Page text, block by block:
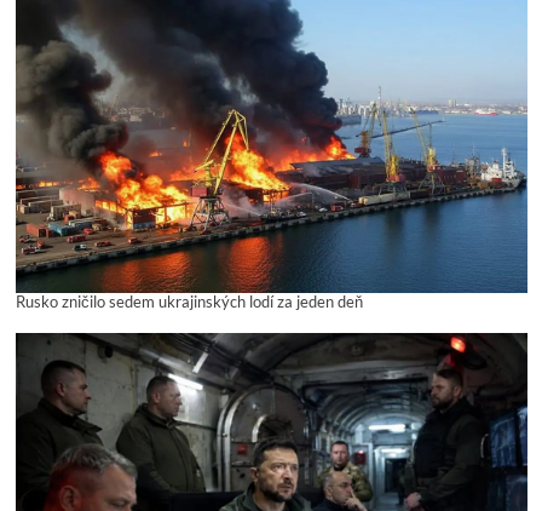
Rusko zničilo sedem ukrajinských lodí za jeden deň